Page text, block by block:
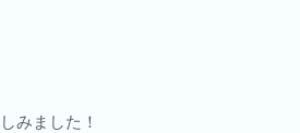
みました！